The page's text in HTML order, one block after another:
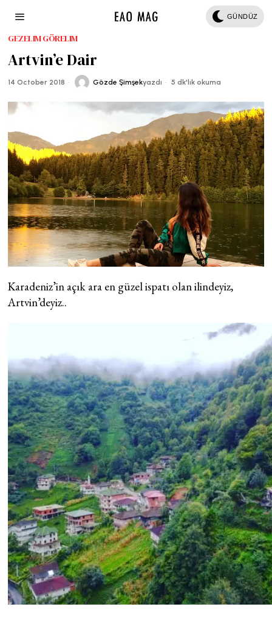
GÜNDÜZ
GEZELIM GÖRELIM
Artvin’e Dair
14 October 2018 Gözde Şimşekyazdı 5 dk'lık okuma
Karadeniz’in açık ara en güzel ispatı olan ilindeyiz,
Artvin’deyiz..